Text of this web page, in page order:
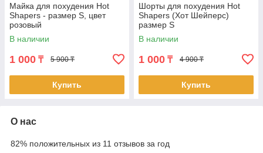
Майка для похудения Hot
Shapers - размер S, цвет
розовый
В наличии
1 000 ₸ 5 900 ₸
Купить
Шорты для похудения Hot
Shapers (Хот Шейперс)
размер S
В наличии
1 000 ₸ 4 900 ₸
Купить
О нас
82% положительных из 11 отзывов за год